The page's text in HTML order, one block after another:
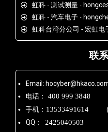
虹科 - 测试测量 -
虹科 - 汽车电子 -
虹科台湾分公司 - 宏虹
联
Email:
电话：
400 999 3848 （
手机： 13533491614 （
QQ： 2425040503